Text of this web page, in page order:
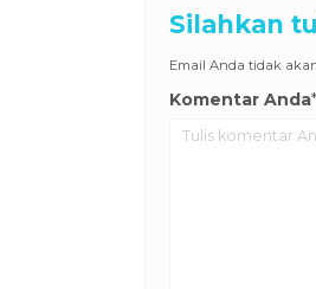
Silahkan
Email Anda tidak
Komentar Anda*